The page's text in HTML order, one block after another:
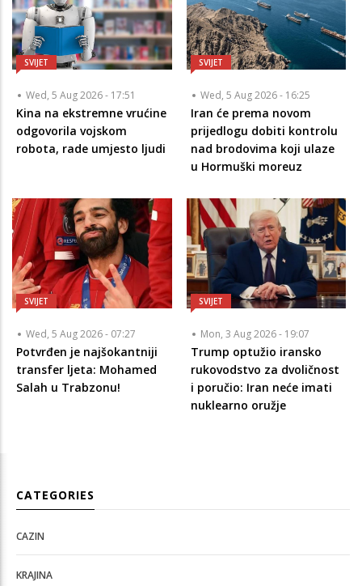
SVIJET
Wed, 5 Aug 2026 - 17:51
Kina na ekstremne vrućine
odgovorila vojskom
robota, rade umjesto ljudi
SVIJET
Wed, 5 Aug 2026 - 16:25
Iran će prema novom
prijedlogu dobiti kontrolu
nad brodovima koji ulaze
u Hormuški moreuz
SVIJET
Wed, 5 Aug 2026 - 07:27
Potvrđen je najšokantniji
transfer ljeta: Mohamed
Salah u Trabzonu!
SVIJET
Mon, 3 Aug 2026 - 19:07
Trump optužio iransko
rukovodstvo za dvoličnost
i poručio: Iran neće imati
nuklearno oružje
CATEGORIES
CAZIN
KRAJINA